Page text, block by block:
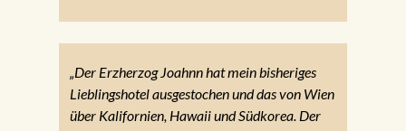
„Der Erzherzog Joahnn hat mein bisheriges
Lieblingshotel ausgestochen und das von Wien
über Kalifornien, Hawaii und Südkorea. Der